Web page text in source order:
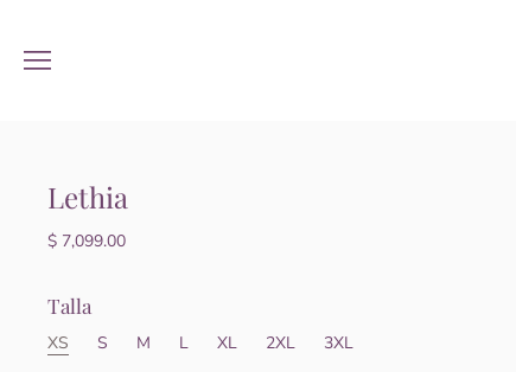
Lethia
$ 7,099.00
Talla
XS S M L XL 2XL 3XL